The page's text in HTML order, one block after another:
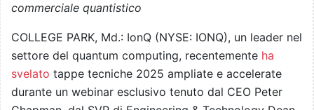
commerciale quantistico
COLLEGE PARK, Md.: IonQ (NYSE: IONQ), un leader nel
settore del quantum computing, recentemente ha
svelato tappe tecniche 2025 ampliate e accelerate
durante un webinar esclusivo tenuto dal CEO Peter